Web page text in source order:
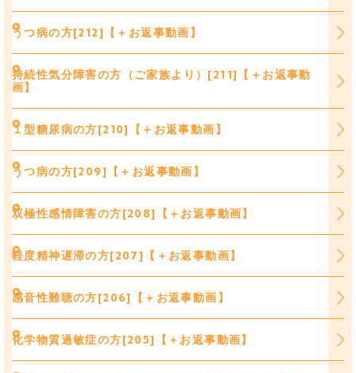
うつ病の方[212]【＋お返事動画】
持続性気分障害の方（ご家族より）[211]【＋お返事動
画】
１型糖尿病の方[210]【＋お返事動画】
うつ病の方[209]【＋お返事動画】
双極性感情障害の方[208]【＋お返事動画】
軽度精神遅滞の方[207]【＋お返事動画】
感音性難聴の方[206]【＋お返事動画】
化学物質過敏症の方[205]【＋お返事動画】